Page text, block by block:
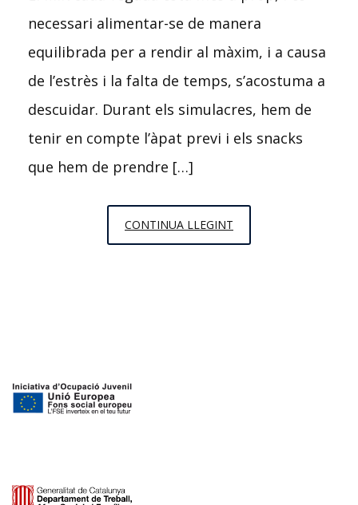
necessari alimentar-se de manera
equilibrada per a rendir al màxim, i a causa
de l’estrès i la falta de temps, s’acostuma a
descuidar. Durant els simulacres, hem de
tenir en compte l’àpat previ i els snacks
que hem de prendre […]
CONTINUA LLEGINT
PUC